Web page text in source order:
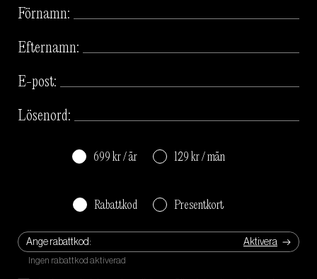
Förnamn:
Efternamn:
E-post:
Lösenord:
699 kr / år 129 kr / mån
Rabattkod Presentkort
Ange rabattkod: